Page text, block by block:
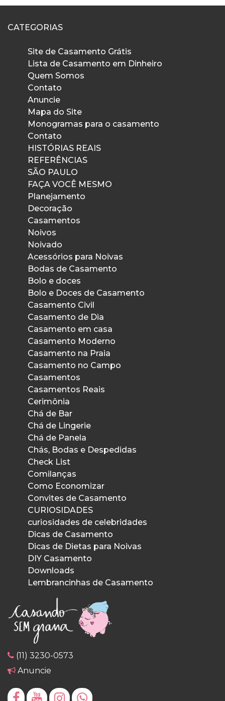
CATEGORIAS
Site de Casamento Grátis
Lista de Casamento em Dinheiro
Quem Somos
Contato
Anuncie
Mapa do Site
Monogramas para o casamento
Contato
HISTÓRIAS REAIS
REFERÊNCIAS
SÃO PAULO
FAÇA VOCÊ MESMO
Planejamento
Decoração
Casamentos
Noivos
Noivado
Acessórios para Noivas
Bodas de Casamento
Bolo e doces
Bolo e Doces de Casamento
Casamento Civil
Casamento de Dia
Casamento em casa
Casamento Moderno
Casamento na Praia
Casamento no Campo
Casamentos
Casamentos Reais
Cerimônia
Chá de Bar
Chá de Lingerie
Chá de Panela
Chás, Bodas e Despedidas
Check List
Comilanças
Como Economizar
Convites de Casamento
CURIOSIDADES
curiosidades de celebridades
Dicas de Casamento
Dicas de Dietas para Noivas
DIY Casamento
Downloads
Lembrancinhas de Casamento
(11) 3230-0573
Anuncie